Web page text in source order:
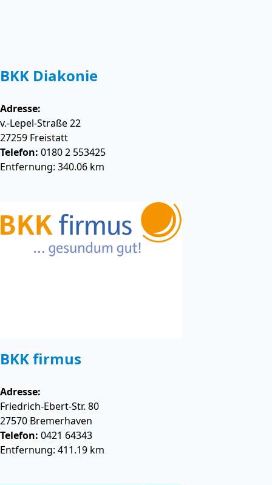
BKK Diakonie
Adresse:
v.-Lepel-Straße 22
27259 Freistatt
Telefon: 0180 2 553425
Entfernung: 340.06 km
BKK firmus
Adresse:
Friedrich-Ebert-Str. 80
27570 Bremerhaven
Telefon: 0421 64343
Entfernung: 411.19 km